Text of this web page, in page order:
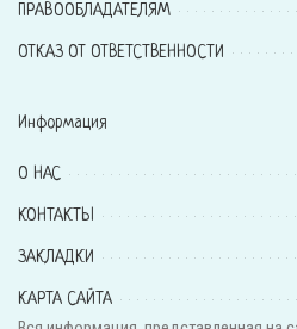
ПРАВООБЛАДАТЕЛЯМ
ОТКАЗ ОТ ОТВЕТСТВЕННОСТИ
Информация
О НАС
КОНТАКТЫ
ЗАКЛАДКИ
КАРТА САЙТА